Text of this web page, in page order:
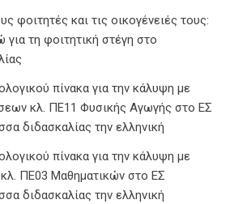
φοιτητές και τις οικογένειές τους:
τη φοιτητική στέγη στο
πίνακα για την κάλυψη με
κλ. ΠΕ11 Φυσικής Αγωγής στο ΕΣ
διδασκαλίας την ελληνική
πίνακα για την κάλυψη με
ΠΕ03 Μαθηματικών στο ΕΣ
διδασκαλίας την ελληνική